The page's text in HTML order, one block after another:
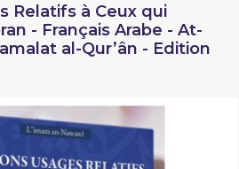
Relatifs à Ceux qui
- Français Arabe - At-
al-Qur’ân - Edition